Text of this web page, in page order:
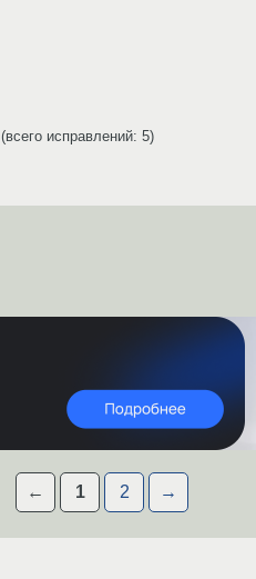
(всего исправлений: 5)
← 1 2 →